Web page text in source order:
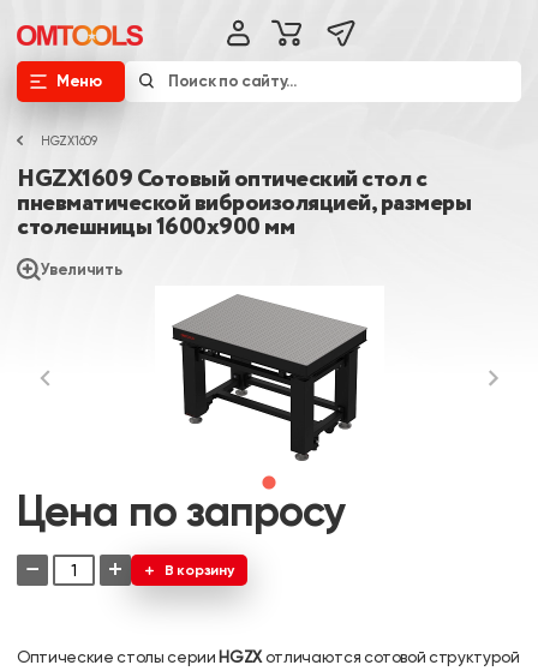
Меню
HGZX1609
HGZX1609 Сотовый оптический стол с
пневматической виброизоляцией, размеры
столешницы 1600х900 мм
Увеличить
Цена по запросу
− + В корзину
Оптические столы серии HGZXотличаются сотовой структурой